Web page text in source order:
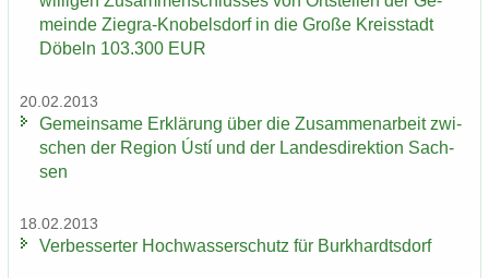
mein­de Ziegra-​Knobelsdorf in die Große Kreis­stadt
Dö­beln 103.300 EUR
20.02.2013
Ge­mein­sa­me Er­klä­rung über die Zu­sam­men­ar­beit zwi­
schen der Re­gi­on Ústí und der Lan­des­di­rek­ti­on Sach­
sen
18.02.2013
Ver­bes­ser­ter Hoch­was­ser­schutz für Burk­hardts­dorf